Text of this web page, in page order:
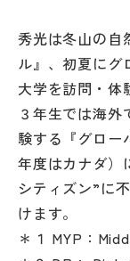
秀光は冬山の自
ル』、初夏にグ
大学を訪問・体
３年生では海
験する『グロー
年度はカナダ）
シティズン”に
けます。
＊１ MYP：